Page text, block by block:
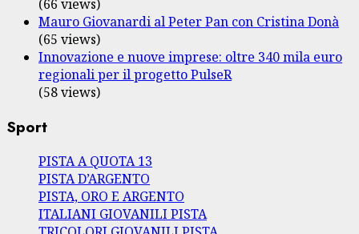
(66 views)
Mauro Giovanardi al Peter Pan con Cristina Donà
(65 views)
Innovazione e nuove imprese: oltre 340 mila euro
regionali per il progetto PulseR
(58 views)
Sport
PISTA A QUOTA 13
PISTA D’ARGENTO
PISTA, ORO E ARGENTO
ITALIANI GIOVANILI PISTA